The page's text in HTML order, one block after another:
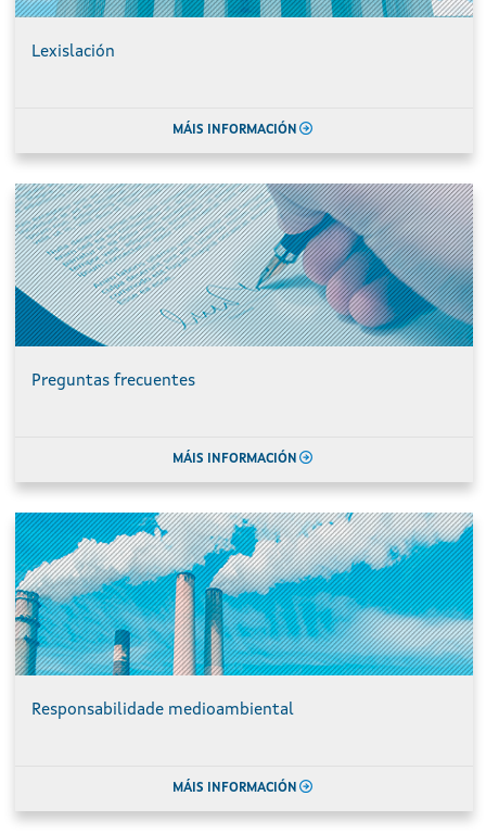
Lexislación
MÁIS INFORMACIÓN
Preguntas frecuentes
MÁIS INFORMACIÓN
Responsabilidade medioambiental
MÁIS INFORMACIÓN